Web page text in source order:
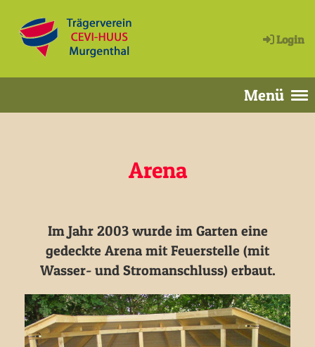
Login
Menü
Arena
Im Jahr 2003 wurde im Garten eine
gedeckte Arena mit Feuerstelle (mit
Wasser- und Stromanschluss) erbaut.